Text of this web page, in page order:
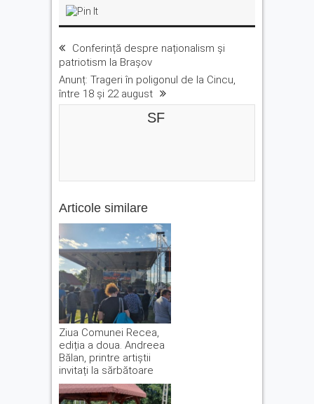
Conferință despre naționalism și
patriotism la Brașov
Anunț: Trageri în poligonul de la Cincu,
între 18 și 22 august
SF
Articole similare
Ziua Comunei Recea,
ediția a doua. Andreea
Bălan, printre artiștii
invitați la sărbătoare